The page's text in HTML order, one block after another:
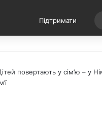
Підтримати
повертають у сім’ю – у